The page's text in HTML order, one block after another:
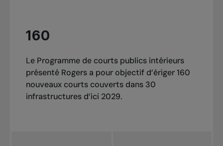
160
Le Programme de courts publics intérieurs
présenté Rogers a pour objectif d’ériger 160
nouveaux courts couverts dans 30
infrastructures d’ici 2029.